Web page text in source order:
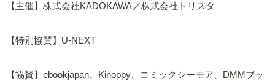
【主催】株式会社KADOKAWA／株式会社トリスタ
【特別協賛】U-NEXT
【協賛】ebookjapan、Kinoppy、コミックシーモア、DMMブッ